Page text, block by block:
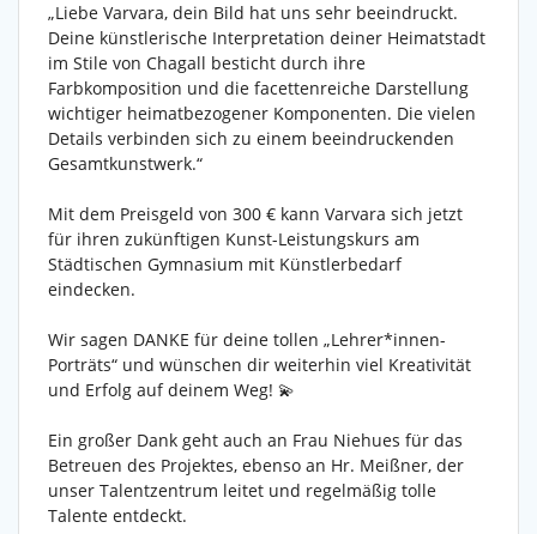
„Liebe Varvara, dein Bild hat uns sehr beeindruckt.
Deine künstlerische Interpretation deiner Heimatstadt
im Stile von Chagall besticht durch ihre
Farbkomposition und die facettenreiche Darstellung
wichtiger heimatbezogener Komponenten. Die vielen
Details verbinden sich zu einem beeindruckenden
Gesamtkunstwerk.“
Mit dem Preisgeld von 300 € kann Varvara sich jetzt
für ihren zukünftigen Kunst-Leistungskurs am
Städtischen Gymnasium mit Künstlerbedarf
eindecken.
Wir sagen DANKE für deine tollen „Lehrer*innen-
Porträts“ und wünschen dir weiterhin viel Kreativität
und Erfolg auf deinem Weg! 💫
Ein großer Dank geht auch an Frau Niehues für das
Betreuen des Projektes, ebenso an Hr. Meißner, der
unser Talentzentrum leitet und regelmäßig tolle
Talente entdeckt.